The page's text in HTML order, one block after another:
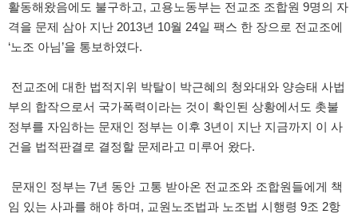
활동해왔음에도 불구하고, 고용노동부는 전교조 조합원 9명의 자
격을 문제 삼아 지난 2013년 10월 24일 팩스 한 장으로 전교조에
‘노조 아님’을 통보하였다.
전교조에 대한 법적지위 박탈이 박근혜의 청와대와 양승태 사법
부의 합작으로서 국가폭력이라는 것이 확인된 상황에서도 촛불
정부를 자임하는 문재인 정부는 이후 3년이 지난 지금까지 이 사
건을 법적판결로 결정할 문제라고 미루어 왔다.
문재인 정부는 7년 동안 고통 받아온 전교조와 조합원들에게 책
임 있는 사과를 해야 하며, 교원노조법과 노조법 시행령 9조 2항